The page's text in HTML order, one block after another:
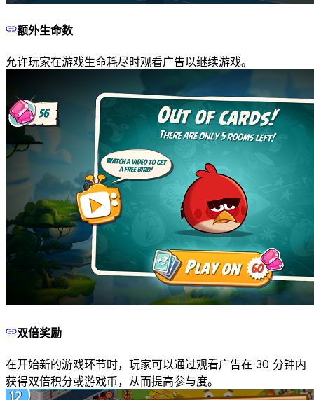
额外生命数
允许玩家在游戏生命耗尽时观看广告以继续游戏。
双倍奖励
在开始新的游戏环节时，玩家可以通过观看广告在 30 分钟内
获得双倍积分或游戏币，从而提高参与度。